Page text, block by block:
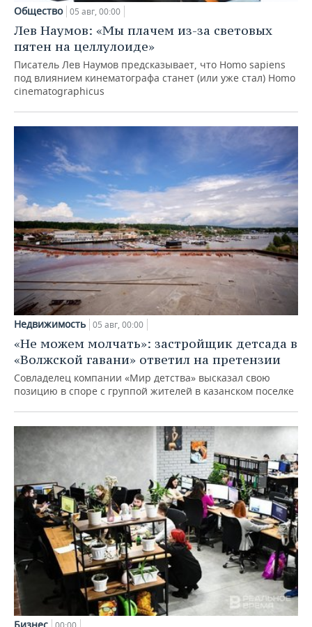
Общество 05 авг, 00:00
Лев Наумов: «Мы плачем из-за световых
пятен на целлулоиде»
Писатель Лев Наумов предсказывает, что Homo sapiens
под влиянием кинематографа станет (или уже стал) Homo
cinematographicus
Недвижимость 05 авг, 00:00
«Не можем молчать»: застройщик детсада в
«Волжской гавани» ответил на претензии
Совладелец компании «Мир детства» высказал свою
позицию в споре с группой жителей в казанском поселке